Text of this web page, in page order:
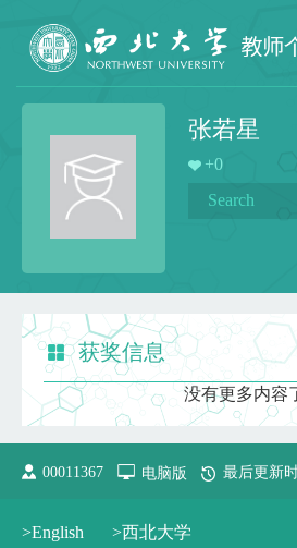
张若星
+0
获奖信息
没有更多内容
00011367 电脑版 最后更新
>English >西北大学